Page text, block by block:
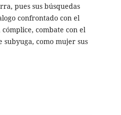
pues sus búsquedas
confrontado con el
combate con el
como mujer sus